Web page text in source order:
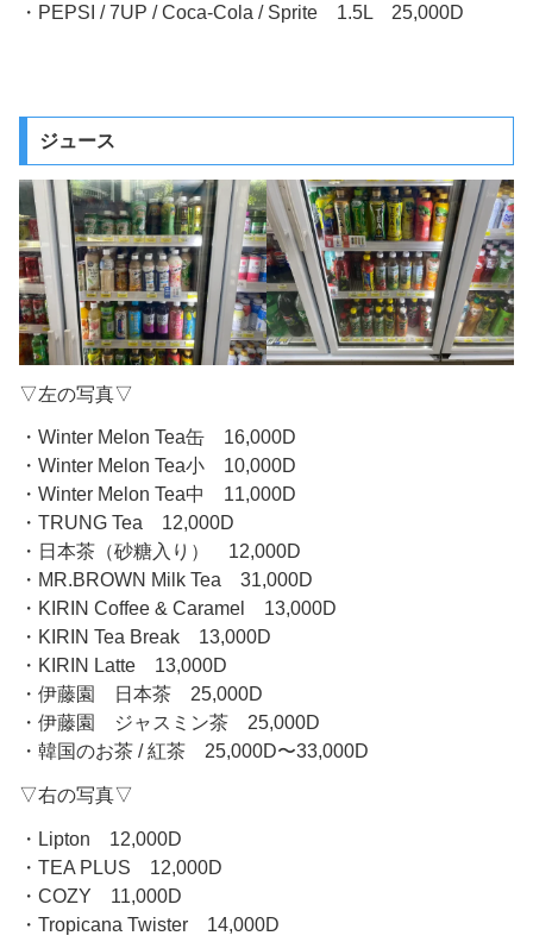
・PEPSI / 7UP / Coca-Cola / Sprite 1.5L 25,000D
ジュース
▽左の写真▽
・Winter Melon Tea缶 16,000D
・Winter Melon Tea小 10,000D
・Winter Melon Tea中 11,000D
・TRUNG Tea 12,000D
・日本茶（砂糖入り） 12,000D
・MR.BROWN Milk Tea 31,000D
・KIRIN Coffee & Caramel 13,000D
・KIRIN Tea Break 13,000D
・KIRIN Latte 13,000D
・伊藤園 日本茶 25,000D
・伊藤園 ジャスミン茶 25,000D
・韓国のお茶 / 紅茶 25,000D〜33,000D
▽右の写真▽
・Lipton 12,000D
・TEA PLUS 12,000D
・COZY 11,000D
・Tropicana Twister 14,000D